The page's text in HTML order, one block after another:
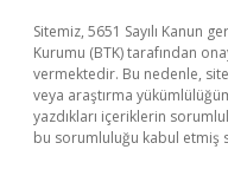
Sitemiz, 5651 Sayılı Kanun
Kurumu (BTK) tarafından
vermektedir. Bu nedenle,
veya araştırma
yazdıkları içeriklerin
bu sorumluluğu kabul etmiş